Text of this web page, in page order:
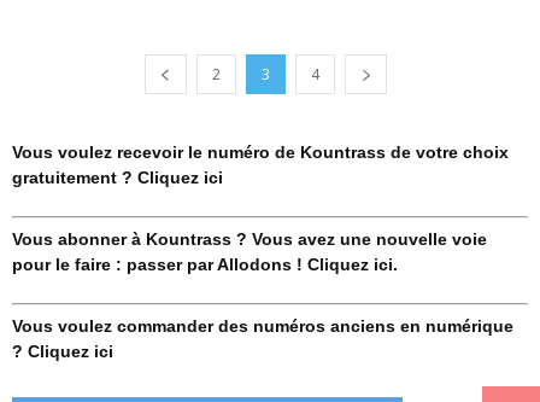
2 3 4
Vous voulez recevoir le numéro de Kountrass de votre choix
gratuitement ? Cliquez ici
Vous abonner à Kountrass ? Vous avez une nouvelle voie
pour le faire : passer par Allodons ! Cliquez ici.
Vous voulez commander des numéros anciens en numérique
? Cliquez ici